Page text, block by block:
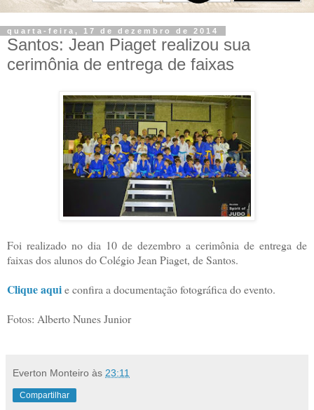
quarta-feira, 17 de dezembro de 2014
Santos: Jean Piaget realizou sua
cerimônia de entrega de faixas
Foi realizado no dia 10 de dezembro a cerimônia de entrega de
faixas dos alunos do Colégio Jean Piaget, de Santos.
Clique aquie confira a documentação fotográfica do evento.
Fotos: Alberto Nunes Junior
Everton Monteiro às 23:11
Compartilhar